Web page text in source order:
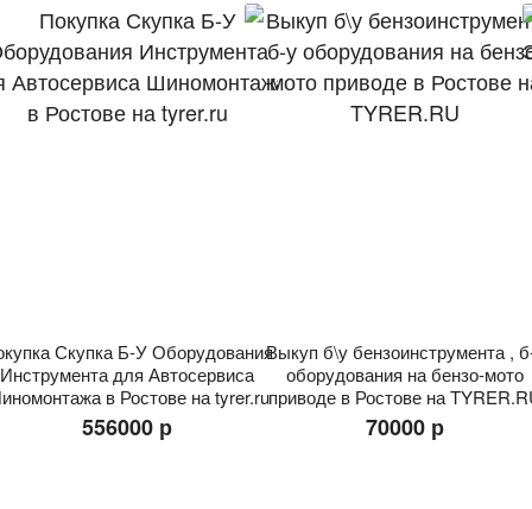
Скупка Б-У Оборудования
Инструмента для Автосервиса
в Ростове на tyrer.ru
556000 р
Выкуп б\у бензоинструмента ,
оборудования на бензо-мото
приводе в Ростове на
70000 р